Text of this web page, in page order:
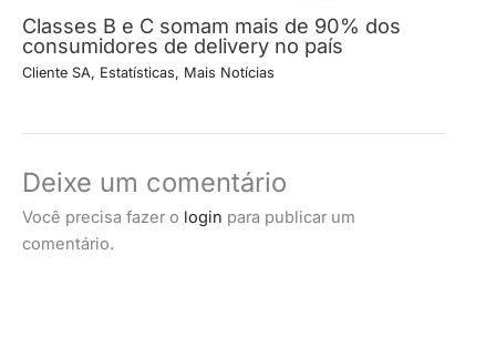
Classes B e C somam mais de 90% dos
consumidores de delivery no país
Cliente SA, Estatísticas, Mais Notícias
Deixe um comentário
Você precisa fazer o login para publicar um
comentário.